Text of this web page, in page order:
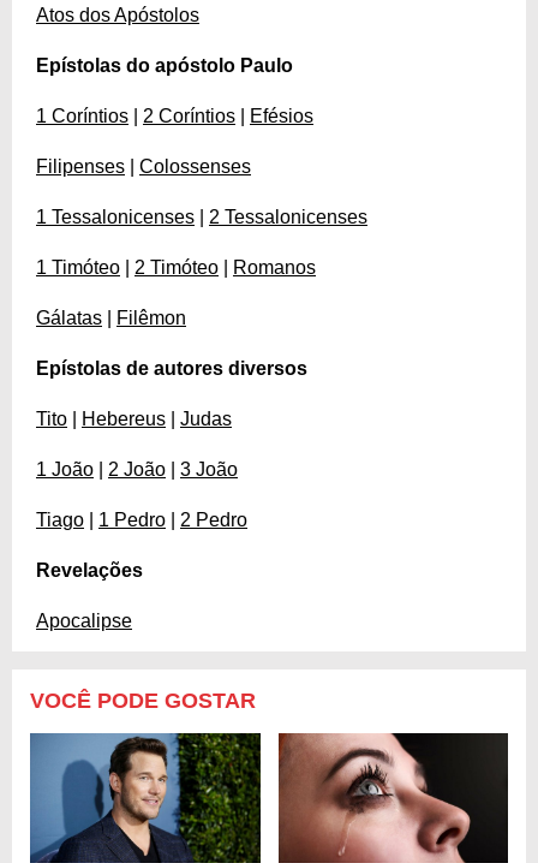
Atos dos Apóstolos
Epístolas do apóstolo Paulo
1 Coríntios 2 Coríntios Efésios
Filipenses Colossenses
1 Tessalonicenses 2 Tessalonicenses
1 Timóteo 2 Timóteo Romanos
Gálatas Filêmon
Epístolas de autores diversos
Tito Hebereus Judas
1 João 2 João 3 João
Tiago 1 Pedro 2 Pedro
Revelações
Apocalipse
VOCÊ PODE GOSTAR